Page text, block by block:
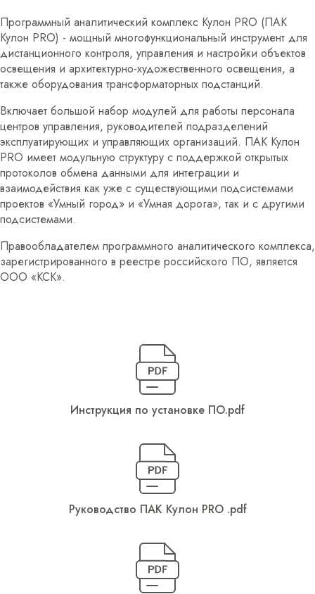
Программный аналитический комплекс Кулон PRO (ПАК
Кулон PRO) - мощный многофункциональный инструмент для
дистанционного контроля, управления и настройки объектов
освещения и архитектурно-художественного освещения, а
также оборудования трансформаторных подстанций.
Включает большой набор модулей для работы персонала
центров управления, руководителей подразделений
эксплуатирующих и управляющих организаций. ПАК Кулон
PRO имеет модульную структуру с поддержкой открытых
протоколов обмена данными для интеграции и
взаимодействия как уже с существующими подсистемами
проектов «Умный город» и «Умная дорога», так и с другими
подсистемами.
Правообладателем программного аналитического комплекса,
зарегистрированного в реестре российского ПО, является
ООО «КСК».
Инструкция по установке ПО.pdf
Руководство ПАК Кулон PRO .pdf